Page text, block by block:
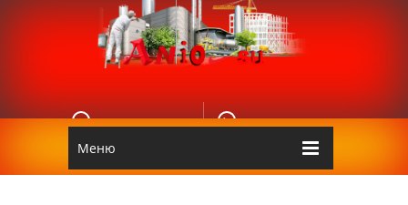
КОНТАКТЫ
E-MAIL
Меню